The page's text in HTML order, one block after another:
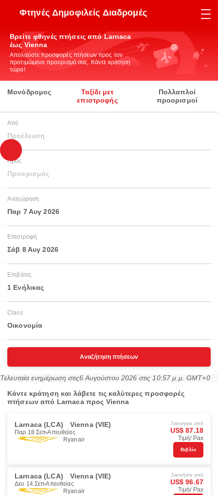
Φτηνές Δημοφιλείς Διαδρομές
Βρείτε φθηνές πτήσεις από Larnaca
έως Vienna
Απολαύστε προσφορές πτήσεων προς τον
προτιμώμενο προορισμό σας. Κάντε κράτηση
τώρα!
Μονόδρομος
Ταξίδι μετ
επιστροφής
Πολλαπλοί
προορισμοί
Από
Προέλευση
Προς
Προορισμός
Αναχώρηση
Παρ 7 Αυγ 2026
Επιστροφή
Σάβ 8 Αυγ 2026
Επιβάτες
1 Ενήλικας
Class
Οικονομία
Αναζήτηση πτήσεων
Τελευταία ενημέρωση στις6 Αυγούστου 2026 στις 10:57 μ.μ. GMT+0
Κάντε κράτηση και λάβετε τις καλύτερες προσφορές
πτήσεων από Larnaca προς Vienna
Larnaca (LCA) Vienna (VIE)
Παρ 18 Σεπ Απευθείας
Ryanair
Ξεκινήστε από
US$ 87.18
Τιμή/ Pax
Βιβλίο
Larnaca (LCA) Vienna (VIE)
Δευ 14 Σεπ Απευθείας
Ryanair
Ξεκινήστε από
US$ 96.67
Τιμή/ Pax